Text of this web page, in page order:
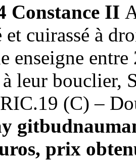
Constance II
et cuirassé à
enseigne entre
à leur bouclier,
(C) –
prix